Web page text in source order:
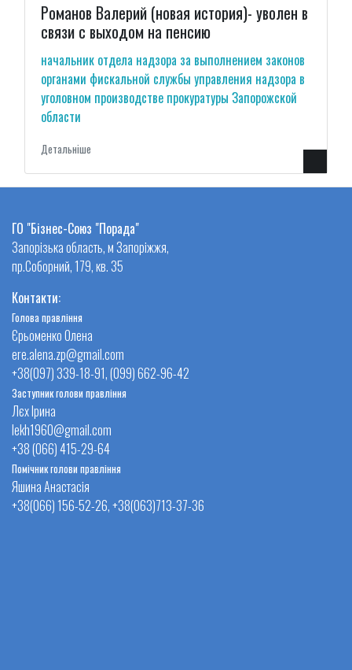
Романов Валерий (новая история)- уволен в
связи с выходом на пенсию
начальник отдела надзора за выполнением законов
органами фискальной службы управления надзора в
уголовном производстве прокуратуры Запорожской
области
Детальнiше
ГО "Бізнес-Союз "Порада"
Запорізька область, м Запоріжжя,
пр.Соборний, 179, кв. 35
Контакти:
Голова правління
Єрьоменко Олена
ere.alena.zp@gmail.com
+38(097) 339-18-91, (099) 662-96-42
Заступник голови правління
Лєх Ірина
lekh1960@gmail.com
+38 (066) 415-29-64
Помічник голови правління
Яшина Анастасія
+38(066) 156-52-26, +38(063)713-37-36